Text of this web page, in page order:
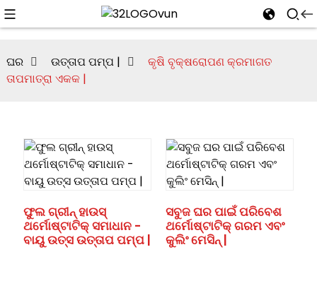
ଘର ଉତ୍ତାପ ପମ୍ପ |
କୃଷି ବୃକ୍ଷରୋପଣ କ୍ରମାଗତ
ତାପମାତ୍ରା ଏକକ |
ଫୁଲ ଗ୍ରୀନ୍ ହାଉସ୍
ଥର୍ମୋଷ୍ଟାଟିକ୍ ସମାଧାନ -
ବାୟୁ ଉତ୍ସ ଉତ୍ତାପ ପମ୍ପ |
ସବୁଜ ଘର ପାଇଁ ପରିବେଶ
ଥର୍ମୋଷ୍ଟାଟିକ୍ ଗରମ ଏବଂ
କୁଲିଂ ମେସିନ୍ |